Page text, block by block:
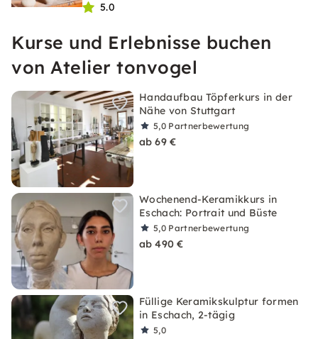
5.0
Kurse und Erlebnisse buchen
von Atelier tonvogel
Handaufbau Töpferkurs in der
Nähe von Stuttgart
5,0 Partnerbewertung
ab 69 €
Wochenend-Keramikkurs in
Eschach: Portrait und Büste
5,0 Partnerbewertung
ab 490 €
Füllige Keramikskulptur formen
in Eschach, 2-tägig
5,0